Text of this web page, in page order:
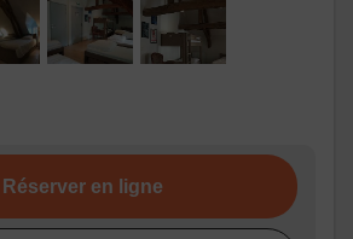
douche
WC:1
Congélateur
Four
Four à micro ondes
Réserver en ligne